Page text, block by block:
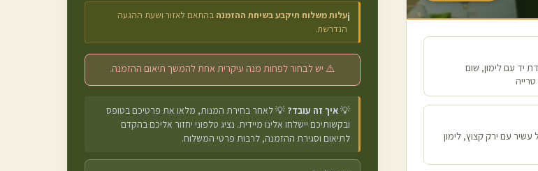
יד עם לימון, שום
טרייה
עשיר עם ירק קצוץ, לימון
ℹ️עלות משלוח תיקבע בשיחת ההזמנה בהתאם לאזור ושעת ההגעה
הנדרשת.
⚠️ יש לבחור לפחות מנה עיקרית אחת להמשך תיאום ההזמנה.
💡איך זה עובד? 💡 לאחר בחירת המנות, מלאו את פרטיכם בטופס
ובקשותיכם יישלחו אלינו מיידית. נציג טלפוני יחזור אליכם בהקדם
לתיאום וסגירת ההזמנה, לרבות פרטי המשלוח.